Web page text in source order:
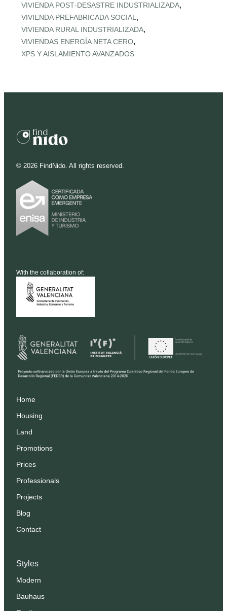
VIVIENDA POST‑DESASTRE INDUSTRIALIZADA,
VIVIENDA PREFABRICADA SOCIAL ,
VIVIENDA RURAL INDUSTRIALIZADA,
VIVIENDAS ENERGÍA NETA CERO,
XPS Y AISLAMIENTO AVANZADOS
© 2026 FindNido. All rights reserved.
With the collaboration of:
Styles
Modern
Bauhaus
Home
Housing
Land
Promotions
Prices
Professionals
Projects
Blog
Contact